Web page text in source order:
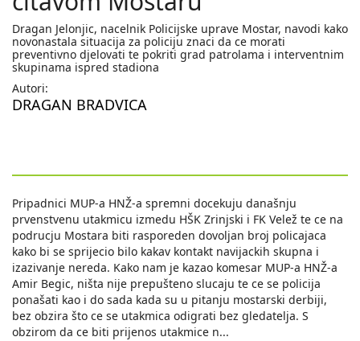
Dragan Jelonjic, nacelnik Policijske uprave Mostar, navodi kako
novonastala situacija za policiju znaci da ce morati
preventivno djelovati te pokriti grad patrolama i interventnim
skupinama ispred stadiona
Autori:
DRAGAN BRADVICA
Pripadnici MUP-a HNŽ-a spremni docekuju današnju
prvenstvenu utakmicu izmedu HŠK Zrinjski i FK Velež te ce na
podrucju Mostara biti rasporeden dovoljan broj policajaca
kako bi se sprijecio bilo kakav kontakt navijackih skupna i
izazivanje nereda. Kako nam je kazao komesar MUP-a HNŽ-a
Amir Begic, ništa nije prepušteno slucaju te ce se policija
ponašati kao i do sada kada su u pitanju mostarski derbiji,
bez obzira što ce se utakmica odigrati bez gledatelja. S
obzirom da ce biti prijenos utakmice n...